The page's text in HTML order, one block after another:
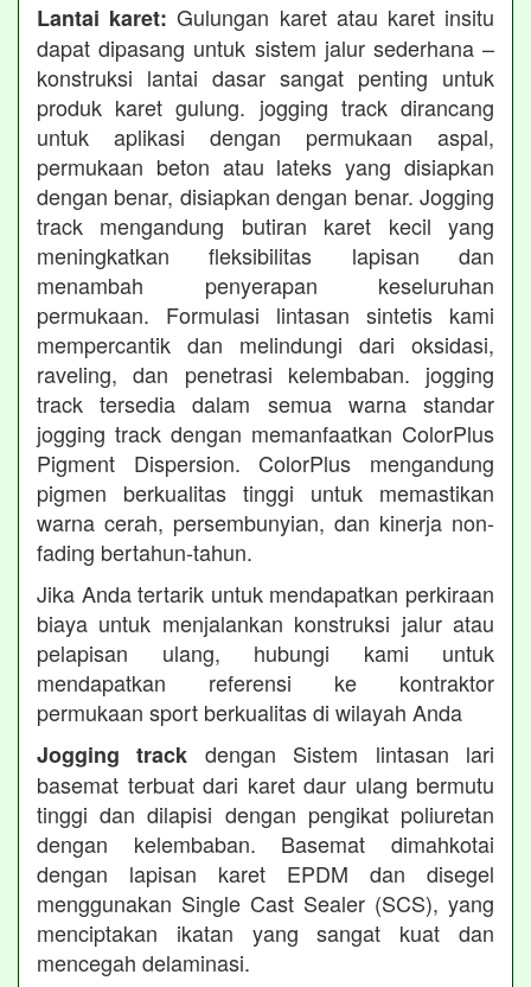
Lantai karet: Gulungan karet atau karet insitu
dapat dipasang untuk sistem jalur sederhana –
konstruksi lantai dasar sangat penting untuk
produk karet gulung. jogging track dirancang
untuk aplikasi dengan permukaan aspal,
permukaan beton atau lateks yang disiapkan
dengan benar, disiapkan dengan benar. Jogging
track mengandung butiran karet kecil yang
meningkatkan fleksibilitas lapisan dan
menambah penyerapan keseluruhan
permukaan. Formulasi lintasan sintetis kami
mempercantik dan melindungi dari oksidasi,
raveling, dan penetrasi kelembaban. jogging
track tersedia dalam semua warna standar
jogging track dengan memanfaatkan ColorPlus
Pigment Dispersion. ColorPlus mengandung
pigmen berkualitas tinggi untuk memastikan
warna cerah, persembunyian, dan kinerja non-
fading bertahun-tahun.
Jika Anda tertarik untuk mendapatkan perkiraan
biaya untuk menjalankan konstruksi jalur atau
pelapisan ulang, hubungi kami untuk
mendapatkan referensi ke kontraktor
permukaan sport berkualitas di wilayah Anda
Jogging track dengan Sistem lintasan lari
basemat terbuat dari karet daur ulang bermutu
tinggi dan dilapisi dengan pengikat poliuretan
dengan kelembaban. Basemat dimahkotai
dengan lapisan karet EPDM dan disegel
menggunakan Single Cast Sealer (SCS), yang
menciptakan ikatan yang sangat kuat dan
mencegah delaminasi.